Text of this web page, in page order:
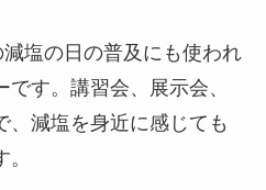
塩の日の普及にも使われ
す。講習会、展示会、
、減塩を身近に感じても